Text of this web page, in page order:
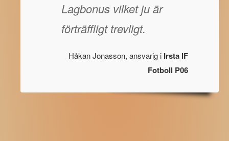
Lagbonus vilket ju är
förträffligt trevligt.
Håkan Jonasson, ansvarig i Irsta IF
Fotboll P06